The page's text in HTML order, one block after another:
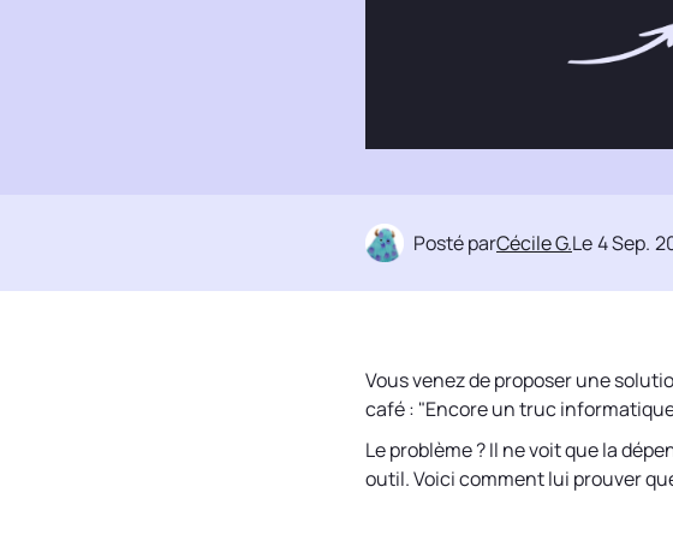
Posté parCécile G.Le4 Sep.
Vous venez de proposer une
café : "Encore un truc
Le problème ? Il ne voit que la
outil. Voici comment lui prouver